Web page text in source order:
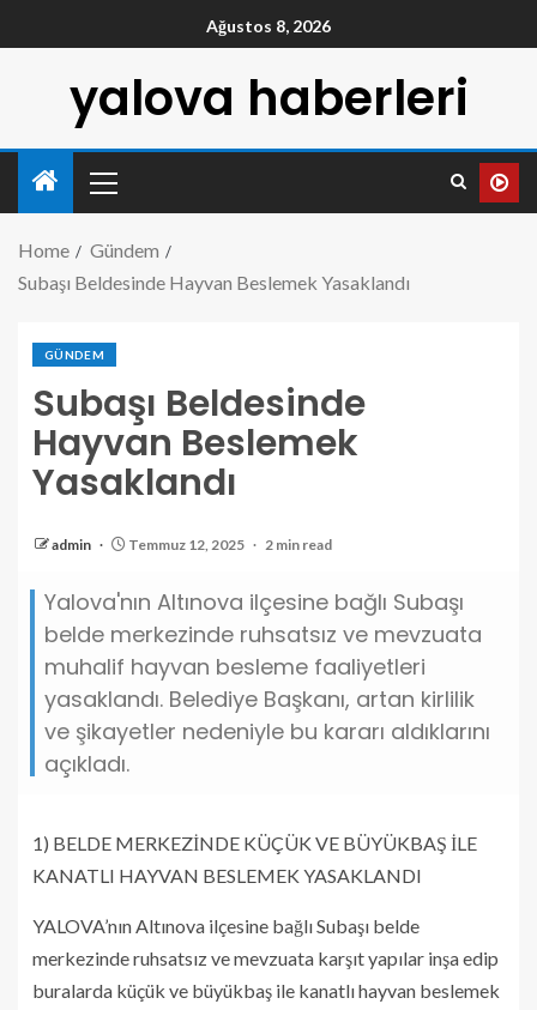
Ağustos 8, 2026
yalova haberleri
Home
Gündem
Subaşı Beldesinde Hayvan Beslemek Yasaklandı
GÜNDEM
Subaşı Beldesinde
Hayvan Beslemek
Yasaklandı
admin Temmuz 12, 2025 2 min read
Yalova'nın Altınova ilçesine bağlı Subaşı
belde merkezinde ruhsatsız ve mevzuata
muhalif hayvan besleme faaliyetleri
yasaklandı. Belediye Başkanı, artan kirlilik
ve şikayetler nedeniyle bu kararı aldıklarını
açıkladı.
1) BELDE MERKEZİNDE KÜÇÜK VE BÜYÜKBAŞ İLE
KANATLI HAYVAN BESLEMEK YASAKLANDI
YALOVA’nın Altınova ilçesine bağlı Subaşı belde
merkezinde ruhsatsız ve mevzuata karşıt yapılar inşa edip
buralarda küçük ve büyükbaş ile kanatlı hayvan beslemek